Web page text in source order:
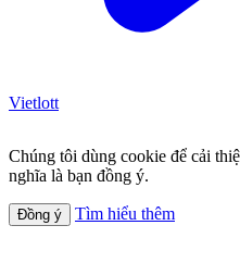
Vietlott
Chúng tôi dùng cookie để cải
nghĩa là bạn đồng ý.
Đồng ý Tìm hiểu thêm